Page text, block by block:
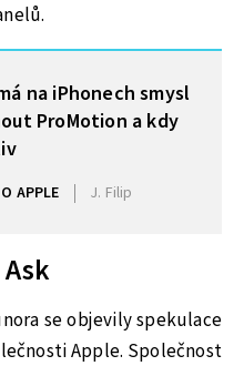
na iPhonech smysl
ProMotion a kdy
APPLE J. Filip
se objevily spekulace
Apple. Společnost